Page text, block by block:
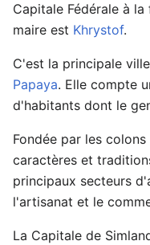
Capitale Fédérale à la
maire est Khrystof.
C'est la principale
Papaya. Elle compte
d'habitants dont le
Fondée par les
caractères et
principaux secteurs
l'artisanat et le
La Capitale de